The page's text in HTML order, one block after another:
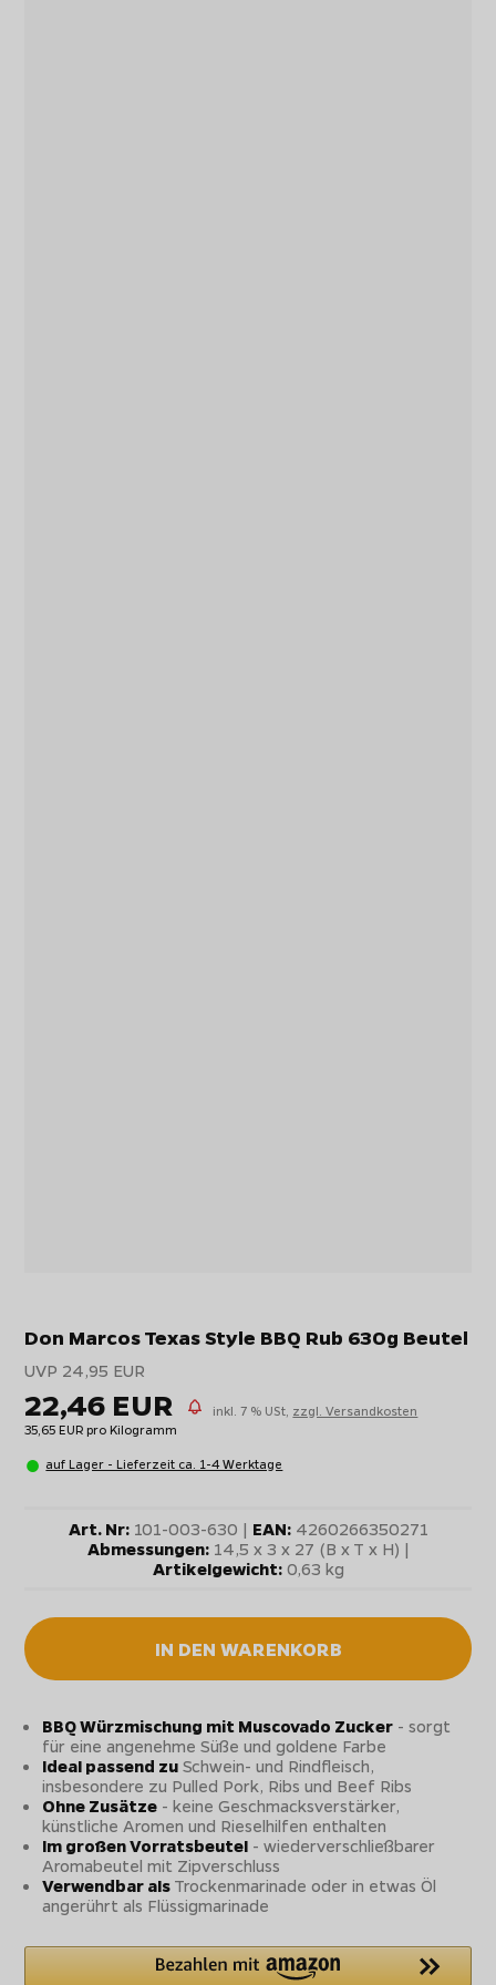
Don Marcos Texas Style BBQ Rub 630g Beutel
UVP 24,95 EUR
22,46 EUR inkl. 7 % USt, zzgl. Versandkosten
35,65 EUR pro Kilogramm
auf Lager - Lieferzeit ca. 1-4 Werktage
Art. Nr:101-003-630 | EAN:4260266350271
Abmessungen:14,5 x 3 x 27 (B x T x H) |
Artikelgewicht:0,63 kg
IN DEN WARENKORB
BBQ Würzmischung mit Muscovado Zucker - sorgt
für eine angenehme Süße und goldene Farbe
Ideal passend zu Schwein- und Rindfleisch,
insbesondere zu Pulled Pork, Ribs und Beef Ribs
Ohne Zusätze - keine Geschmacksverstärker,
künstliche Aromen und Rieselhilfen enthalten
Im großen Vorratsbeutel - wiederverschließbarer
Aromabeutel mit Zipverschluss
Verwendbar als Trockenmarinade oder in etwas Öl
angerührt als Flüssigmarinade